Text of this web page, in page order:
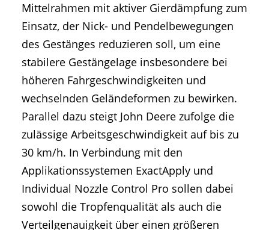
Mittelrahmen mit aktiver Gierdämpfung zum
Einsatz, der Nick- und Pendelbewegungen
des Gestänges reduzieren soll, um eine
stabilere Gestängelage insbesondere bei
höheren Fahrgeschwindigkeiten und
wechselnden Geländeformen zu bewirken.
Parallel dazu steigt John Deere zufolge die
zulässige Arbeitsgeschwindigkeit auf bis zu
30 km/h. In Verbindung mit den
Applikationssystemen ExactApply und
Individual Nozzle Control Pro sollen dabei
sowohl die Tropfenqualität als auch die
Verteilgenauigkeit über einen größeren